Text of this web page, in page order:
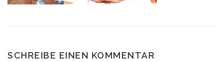
SCHREIBE EINEN KOMMENTAR